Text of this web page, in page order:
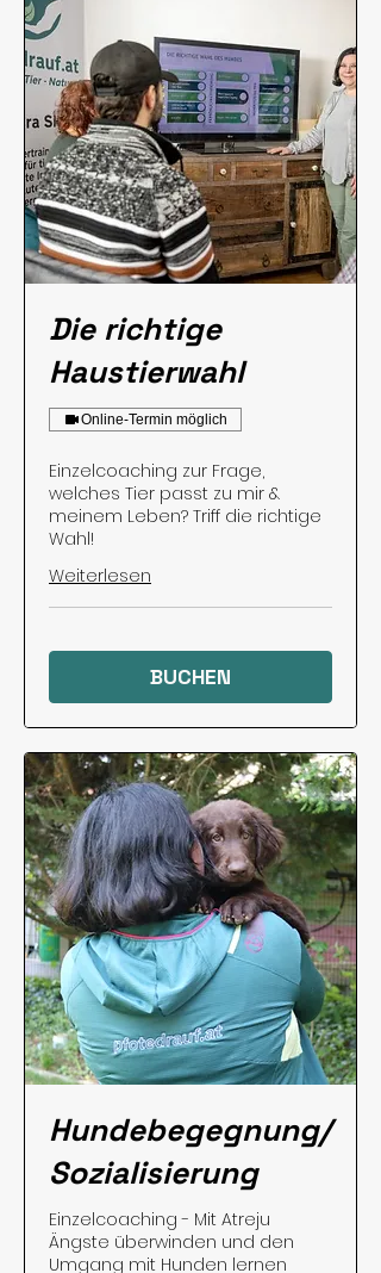
Die richtige
Haustierwahl
Online-Termin möglich
Einzelcoaching zur Frage,
welches Tier passt zu mir &
meinem Leben? Triff die richtige
Wahl!
Weiterlesen
BUCHEN
Hundebegegnung/
Sozialisierung
Einzelcoaching - Mit Atreju
Ängste überwinden und den
Umgang mit Hunden lernen